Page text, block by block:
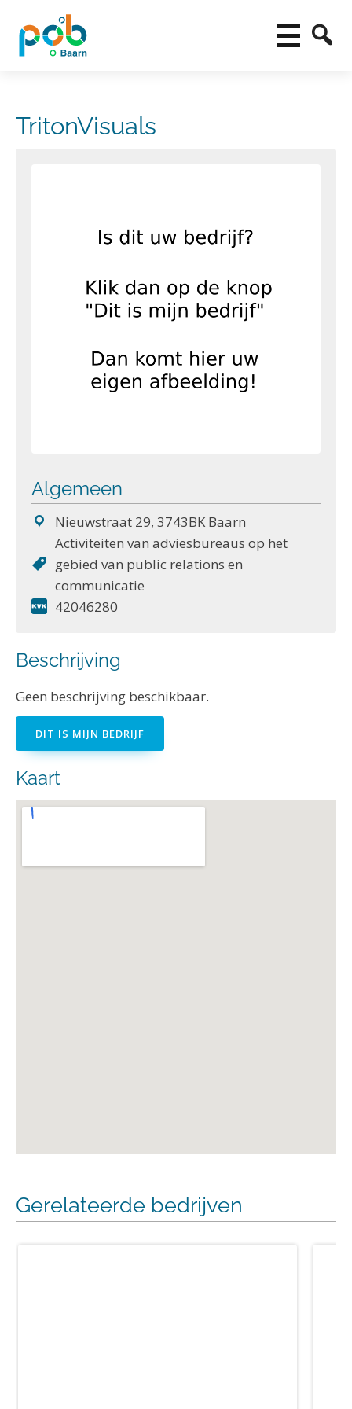
TritonVisuals
Algemeen
Nieuwstraat 29, 3743BK Baarn
Activiteiten van adviesbureaus op het
gebied van public relations en
communicatie
42046280
Beschrijving
Geen beschrijving beschikbaar.
DIT IS MIJN BEDRIJF
Kaart
Gerelateerde bedrijven